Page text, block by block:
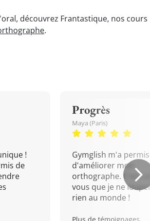
découvrez Frantastique, nos cours
.
!
de
Progrès
Maya (Paris)
Gymglish m'a permis
d'améliorer mon
orthographe. C'est
vous que je ne
rien au monde !